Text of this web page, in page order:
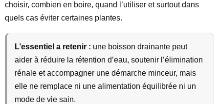
choisir, combien en boire, quand l’utiliser et surtout dans
quels cas éviter certaines plantes.
L’essentiel a retenir : une boisson drainante peut
aider à réduire la rétention d’eau, soutenir l’élimination
rénale et accompagner une démarche minceur, mais
elle ne remplace ni une alimentation équilibrée ni un
mode de vie sain.